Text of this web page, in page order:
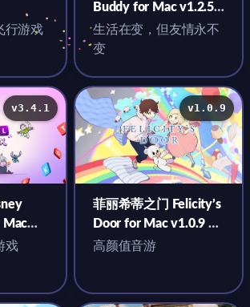
英文原
行游戏
Buddy for Mac v1.2.5
中文原生版
生活在变，但友情永不
变
v3.4.1
Mac
版
戏
v1.0.9
菲丽希蒂之门 Felicity’s
Door for Mac v1.0.9 中
文原生版
高颜值音游